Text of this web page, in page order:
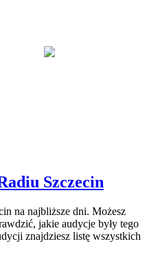
Szczecin
na najbliższe dni. Możesz
jakie audycje były tego
znajdziesz listę wszystkich